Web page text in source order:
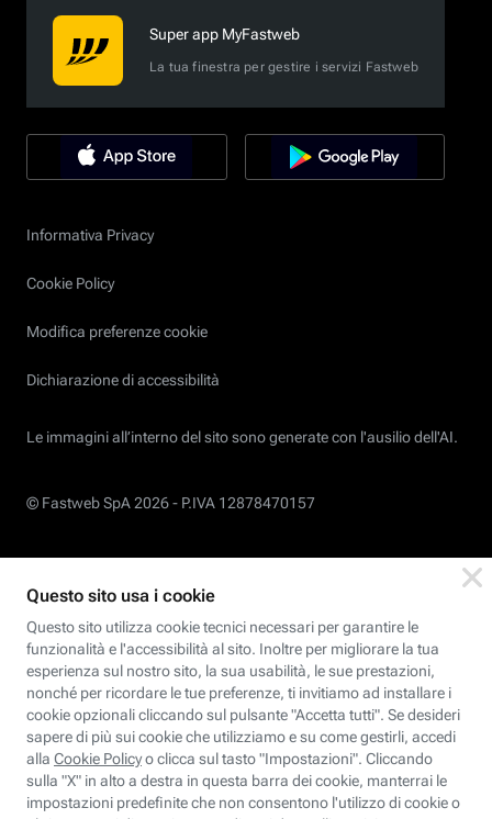
Super app MyFastweb
La tua finestra per gestire i servizi Fastweb
Informativa Privacy
Cookie Policy
Modifica preferenze cookie
Dichiarazione di accessibilità
Le immagini all’interno del sito sono generate con l'ausilio dell'AI.
© Fastweb SpA 2026 - P.IVA 12878470157